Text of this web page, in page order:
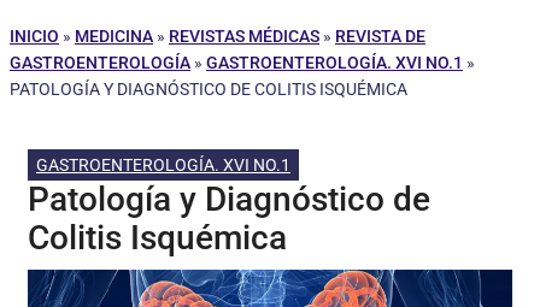
INICIO » MEDICINA » REVISTAS MÉDICAS » REVISTA DE
GASTROENTEROLOGÍA » GASTROENTEROLOGÍA. XVI NO.1 »
PATOLOGÍA Y DIAGNÓSTICO DE COLITIS ISQUÉMICA
GASTROENTEROLOGÍA. XVI NO.1
Patología y Diagnóstico de
Colitis Isquémica